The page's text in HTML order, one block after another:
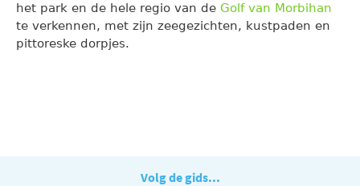
het park en de hele regio van de Golf van Morbihan
te verkennen, met zijn zeegezichten, kustpaden en
pittoreske dorpjes.
Volg de gids...